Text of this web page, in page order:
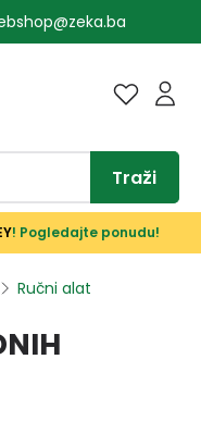
Traži
! Pogledajte ponudu!
Ručni alat